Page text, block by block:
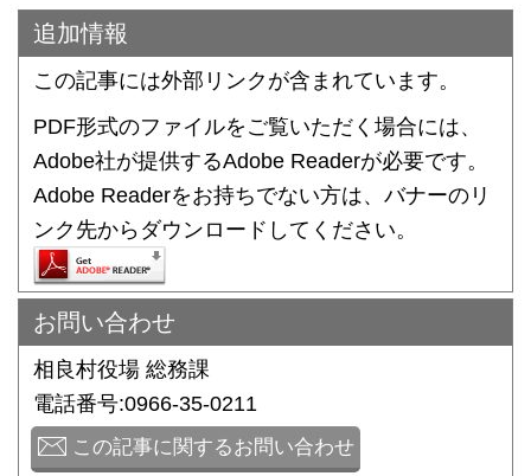
追加情報
この記事には外部リンクが含まれています。
PDF形式のファイルをご覧いただく場合には、
Adobe社が提供するAdobe Readerが必要です。
Adobe Readerをお持ちでない方は、バナーのリ
ンク先からダウンロードしてください。
お問い合わせ
相良村役場 総務課
電話番号:0966-35-0211
この記事に関するお問い合わせ